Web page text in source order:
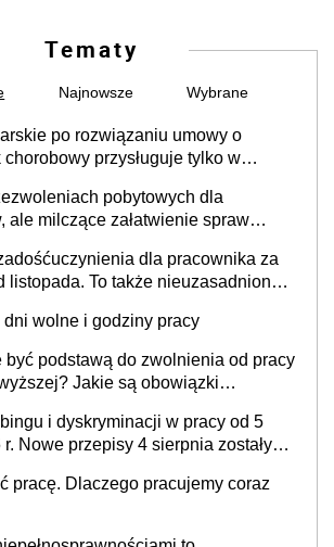
Tematy
Najnowsze Wybrane
po rozwiązaniu umowy o
chorobowy przysługuje tylko w
pobytowych dla
ale milczące załatwienie spraw
dla pracownika za
listopada. To także nieuzasadniona
wolne i godziny pracy
być podstawą do zwolnienia od pracy
Jakie są obowiązki
i dyskryminacji w pracy od 5
r. Nowe przepisy 4 sierpnia zostały
pracę. Dlaczego pracujemy coraz